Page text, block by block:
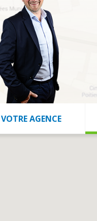
VOTRE AGENCE